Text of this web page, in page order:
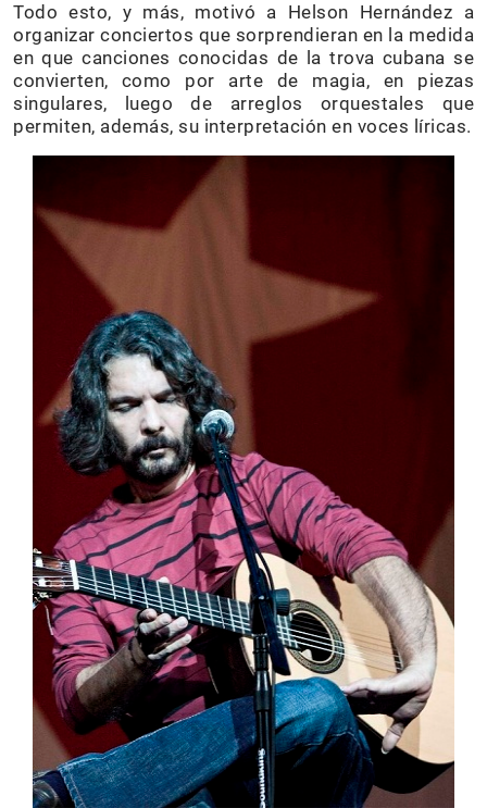
Todo esto, y más, motivó a Helson Hernández a
organizar conciertos que sorprendieran en la medida
en que canciones conocidas de la trova cubana se
convierten, como por arte de magia, en piezas
singulares, luego de arreglos orquestales que
permiten, además, su interpretación en voces líricas.